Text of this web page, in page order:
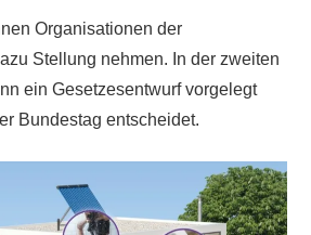
Organisationen der
Stellung nehmen. In der zweiten
ein Gesetzesentwurf vorgelegt
Bundestag entscheidet.